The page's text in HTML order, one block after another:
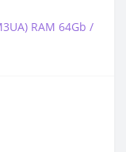
RAM 64Gb /